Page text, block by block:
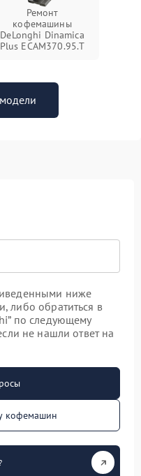
Ремонт
кофемашины
DeLonghi Dinamica
Plus ECAM370.95.T
ниже
либо обратиться в
по следующему
не нашли ответ на
кофемашин